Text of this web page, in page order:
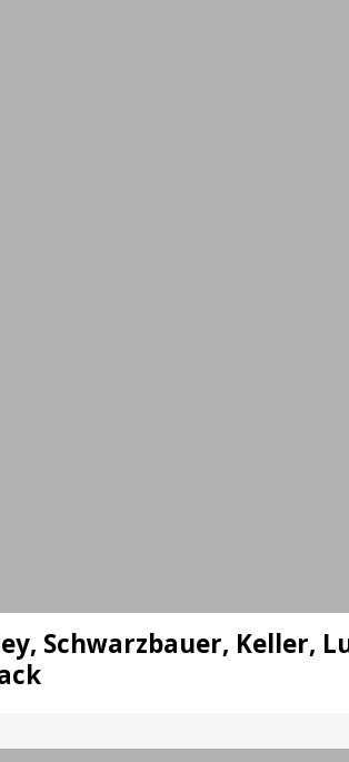
Schwarzbauer, Keller,